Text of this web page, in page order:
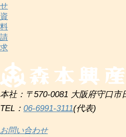
せ
資
料
請
求
本社：〒570-0081 大阪府守口市
TEL： 06-6991-3111(代表)
お問い合わせ